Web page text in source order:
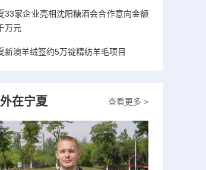
33家企业亮相沈阳糖酒会合作意向金额
万元
新澳羊绒签约5万锭精纺羊毛项目
查看更多 >
在宁夏